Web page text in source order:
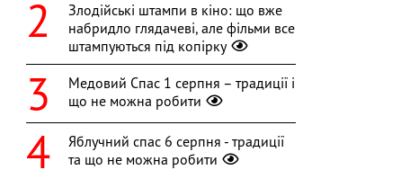
Злодійські штампи в кіно: що вже
набридло глядачеві, але фільми все
штампуються під копірку
Медовий Спас 1 серпня – традиції і
що не можна робити
Яблучний спас 6 серпня - традиції
та що не можна робити